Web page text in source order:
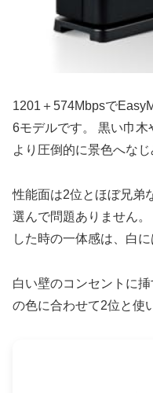
1201＋574Mbpsで
6モデルです。 黒い巾
より圧倒的に景色へなじ
性能面は2位とほぼ兄弟
選んで問題ありません
した時の一体感は、白に
白い壁のコンセントに
の色に合わせて2位と使